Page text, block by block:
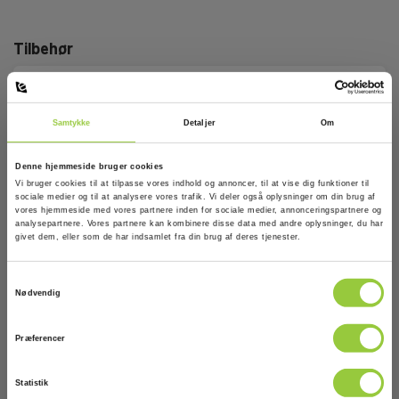
Samtykke Detaljer Om
Denne hjemmeside bruger cookies
Vi bruger cookies til at tilpasse vores indhold og annoncer, til at vise dig funktioner til
sociale medier og til at analysere vores trafik. Vi deler også oplysninger om din brug af
vores hjemmeside med vores partnere inden for sociale medier, annonceringspartnere og
analysepartnere. Vores partnere kan kombinere disse data med andre oplysninger, du har
givet dem, eller som de har indsamlet fra din brug af deres tjenester.
Nødvendig
Præferencer
Statistik
Tilbehør